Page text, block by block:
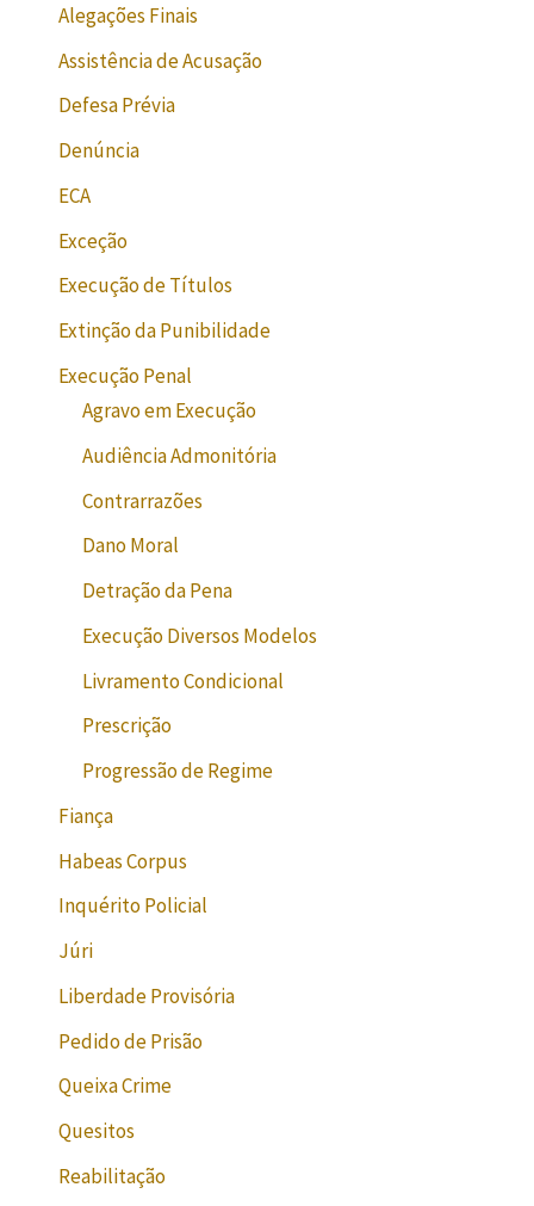
Alegações Finais
Assistência de Acusação
Defesa Prévia
Denúncia
ECA
Exceção
Execução de Títulos
Extinção da Punibilidade
Execução Penal
Agravo em Execução
Audiência Admonitória
Contrarrazões
Dano Moral
Detração da Pena
Execução Diversos Modelos
Livramento Condicional
Prescrição
Progressão de Regime
Fiança
Habeas Corpus
Inquérito Policial
Júri
Liberdade Provisória
Pedido de Prisão
Queixa Crime
Quesitos
Reabilitação